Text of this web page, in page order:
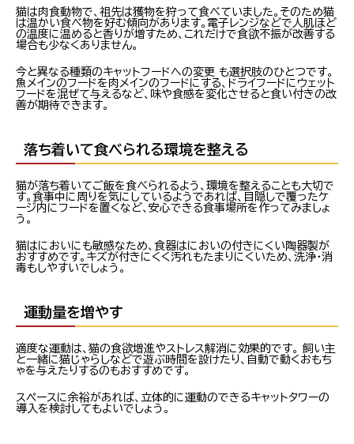
猫は肉食動物で、祖先は獲物を狩って食べていました。そのため猫
は温かい食べ物を好む傾向があります。電子レンジなどで人肌ほど
の温度に温めると香りが増すため、これだけで食欲不振が改善する
場合も少なくありません。
今と異なる種類のキャットフードへの変更 も選択肢のひとつです。
魚メインのフードを肉メインのフードにする、ドライフードにウェット
フードを混ぜて与えるなど、味や食感を変化させると食い付きの改
善が期待できます。
落ち着いて食べられる環境を整える
猫が落ち着いてご飯を食べられるよう、環境を整えることも大切で
す。食事中に周りを気にしているようであれば、目隠しで覆ったケ
ージ内にフードを置くなど、安心できる食事場所を作ってみましょ
う。
猫はにおいにも敏感なため、食器はにおいの付きにくい陶器製が
おすすめです。キズが付きにくく汚れもたまりにくいため、洗浄・消
毒もしやすいでしょう。
運動量を増やす
適度な運動は、猫の食欲増進やストレス解消に効果的です。 飼い主
と一緒に猫じゃらしなどで遊ぶ時間を設けたり、自動で動くおもち
ゃを与えたりするのもおすすめです。
スペースに余裕があれば、立体的に運動のできるキャットタワーの
導入を検討してもよいでしょう。